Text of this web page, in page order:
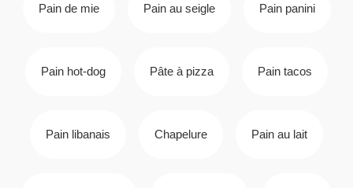
Pain de mie Pain au seigle Pain panini
Pain hot-dog Pâte à pizza Pain tacos
Pain libanais Chapelure Pain au lait